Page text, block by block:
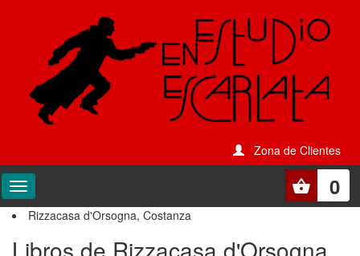
Zona de Clientes
0
Rizzacasa d'Orsogna, Costanza